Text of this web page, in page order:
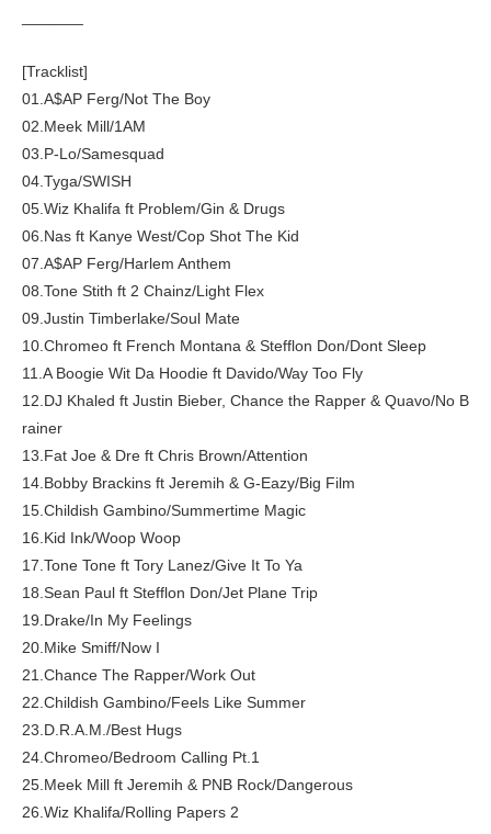
[Tracklist]
01.A$AP Ferg/Not The Boy
02.Meek Mill/1AM
03.P-Lo/Samesquad
04.Tyga/SWISH
05.Wiz Khalifa ft Problem/Gin & Drugs
06.Nas ft Kanye West/Cop Shot The Kid
07.A$AP Ferg/Harlem Anthem
08.Tone Stith ft 2 Chainz/Light Flex
09.Justin Timberlake/Soul Mate
10.Chromeo ft French Montana & Stefflon Don/Dont Sleep
11.A Boogie Wit Da Hoodie ft Davido/Way Too Fly
12.DJ Khaled ft Justin Bieber, Chance the Rapper & Quavo/No B
rainer
13.Fat Joe & Dre ft Chris Brown/Attention
14.Bobby Brackins ft Jeremih & G-Eazy/Big Film
15.Childish Gambino/Summertime Magic
16.Kid Ink/Woop Woop
17.Tone Tone ft Tory Lanez/Give It To Ya
18.Sean Paul ft Stefflon Don/Jet Plane Trip
19.Drake/In My Feelings
20.Mike Smiff/Now I
21.Chance The Rapper/Work Out
22.Childish Gambino/Feels Like Summer
23.D.R.A.M./Best Hugs
24.Chromeo/Bedroom Calling Pt.1
25.Meek Mill ft Jeremih & PNB Rock/Dangerous
26.Wiz Khalifa/Rolling Papers 2